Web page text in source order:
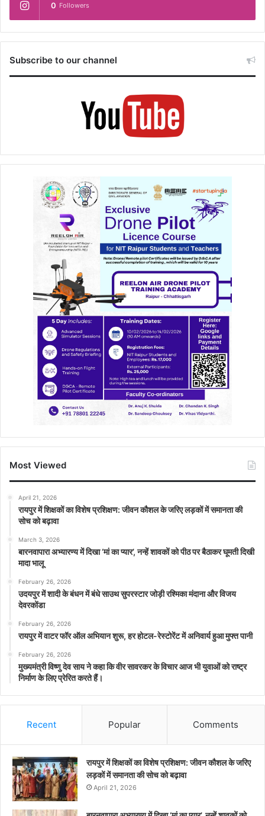
0 Followers
Subscribe to our channel
Most Viewed
April 21, 2026
रायपुर में शिक्षकों का विशेष प्रशिक्षण: जीवन कौशल के जरिए लड़कों में समानता की
सोच को बढ़ावा
March 3, 2026
बारनवापारा अभ्यारण्य में दिखा ‘मां का प्यार’, नन्हें शावकों को पीठ पर बैठाकर घूमती दिखी
मादा भालू
February 26, 2026
उदयपुर में शादी के बंधन में बंधे साउथ सुपरस्टार जोड़ी रश्मिका मंदाना और विजय
देवरकोंडा
February 26, 2026
रायपुर में वाटर फॉर ऑल अभियान शुरू, हर होटल-रेस्टोरेंट में अनिवार्य हुआ मुफ्त पानी
February 26, 2026
मुख्यमंत्री विष्णु देव साय ने कहा कि वीर सावरकर के विचार आज भी युवाओं को राष्ट्र
निर्माण के लिए प्रेरित करते हैं।
Recent Popular Comments
रायपुर में शिक्षकों का विशेष प्रशिक्षण: जीवन कौशल के जरिए
लड़कों में समानता की सोच को बढ़ावा
April 21, 2026